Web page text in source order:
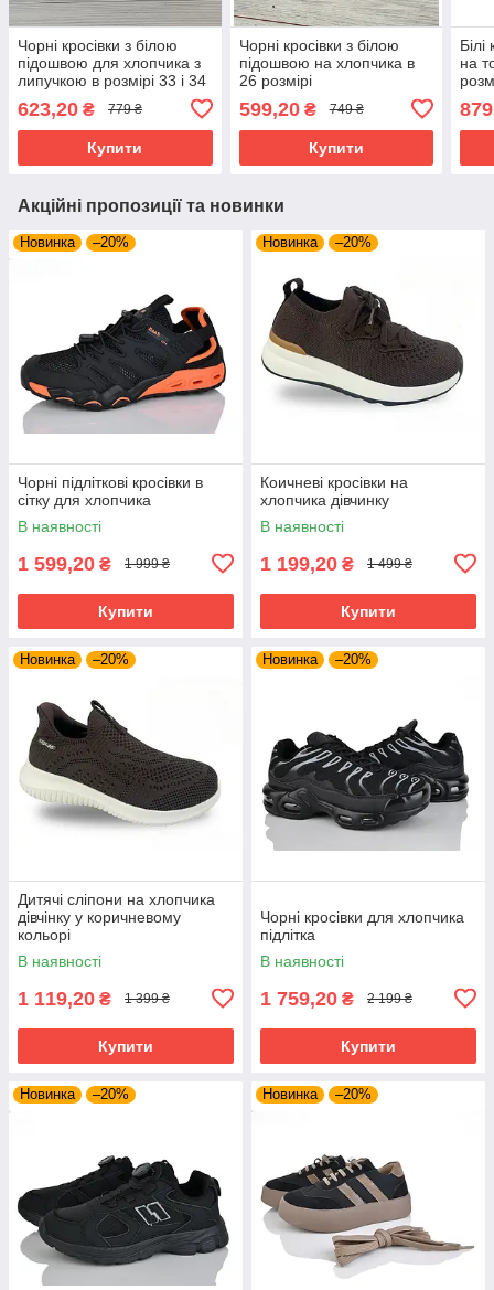
Чорні кросівки з білою
підошвою для хлопчика з
липучкою в розмірі 33 і 34
623,20 ₴ 779 ₴
Купити
Чорні кросівки з білою
підошвою на хлопчика в
26 розмірі
599,20₴ 749 ₴
Купити
на
Акційні пропозиції та новинки
Новинка –20%
Чорні підліткові кросівки в
сітку для хлопчика
В наявності
1 599,20 ₴ 1 999 ₴
Купити
Новинка –20%
Коичневі кросівки на
хлопчика дівчинку
В наявності
1 199,20 ₴ 1 499 ₴
Купити
Новинка –20%
Дитячі сліпони на хлопчика
дівчінку у коричневому
кольорі
В наявності
1 119,20 ₴ 1 399 ₴
Купити
Новинка –20%
Чорні кросівки для хлопчика
підлітка
В наявності
1 759,20 ₴ 2 199 ₴
Купити
Новинка –20% Новинка –20%